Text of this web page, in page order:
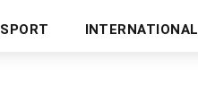
SPORT INTERNATIONAL
PUBLICITÉ